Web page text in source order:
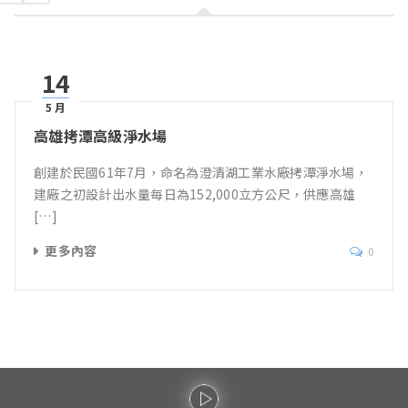
14
5 月
高雄拷潭高級淨水場
創建於民國61年7月，命名為澄清湖工業水廠拷潭淨水場，
建廠之初設計出水量每日為152,000立方公尺，供應高雄
[…]
更多內容
0